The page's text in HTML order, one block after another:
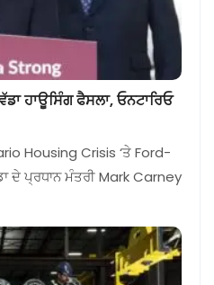
ਹਾਊਸਿੰਗ ਫੈਸਲਾ, ਓਨਟਾਰਿਓ
Housing Crisis ‘ਤੇ Ford-
ਦੇ ਪ੍ਰਧਾਨ ਮੰਤਰੀ Mark Carney